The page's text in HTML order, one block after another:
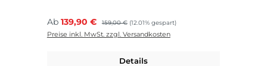
Verkaufspreis:
Ab 139,90 € Regulärer Preis:
159,00 € (12.01% gespart)
Preise inkl. MwSt. zzgl. Versandkosten
Details